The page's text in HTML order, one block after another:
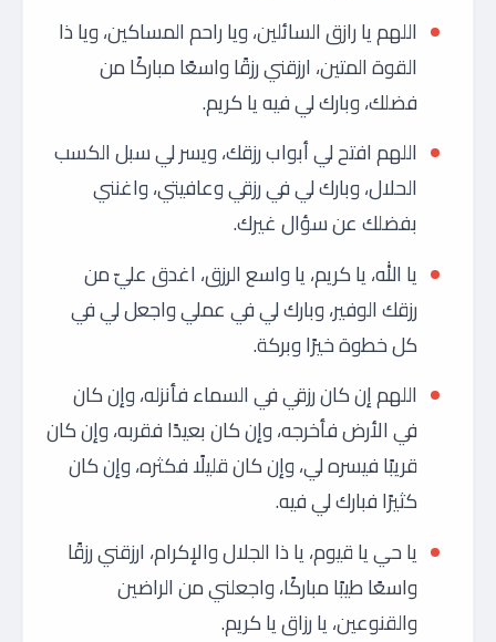
اللهم يا رازق السائلين، ويا راحم المساكين، ويا ذا
القوة المتين، ارزقني رزقًا واسعًا مباركًا من
فضلك، وبارك لي فيه يا كريم.
اللهم افتح لي أبواب رزقك، ويسر لي سبل الكسب
الحلال، وبارك لي في رزقي وعافيتي، واغنني
بفضلك عن سؤال غيرك.
يا الله، يا كريم، يا واسع الرزق، اغدق عليّ من
رزقك الوفير، وبارك لي في عملي واجعل لي في
كل خطوة خيرًا وبركة.
اللهم إن كان رزقي في السماء فأنزله، وإن كان
في الأرض فأخرجه، وإن كان بعيدًا فقربه، وإن كان
قريبًا فيسره لي، وإن كان قليلًا فكثره، وإن كان
كثيرًا فبارك لي فيه.
يا حي يا قيوم، يا ذا الجلال والإكرام، ارزقني رزقًا
واسعًا طيبًا مباركًا، واجعلني من الراضين
والقنوعين، يا رزاق يا كريم.